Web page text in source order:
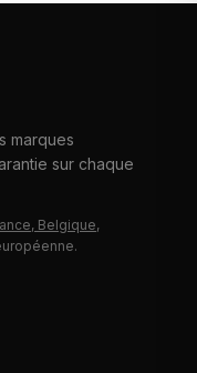
marques
sur chaque
Belgique,